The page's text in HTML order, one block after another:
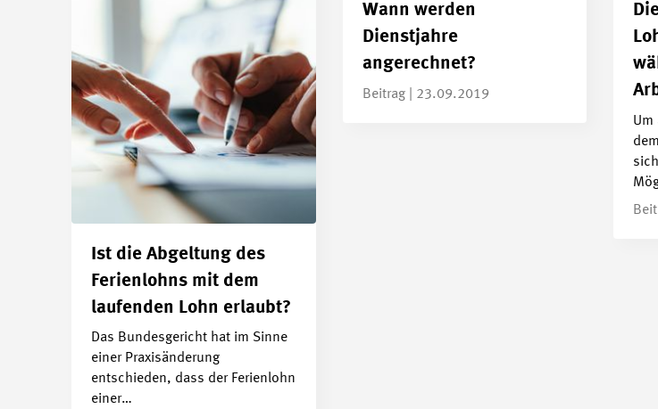
Ist die Abgeltung des
Ferienlohns mit dem
laufenden Lohn erlaubt?
Das Bundesgericht hat im Sinne
einer Praxisänderung
entschieden, dass der Ferienlohn
einer…
Wann werden
Dienstjahre
angerechnet?
Beitrag | 23.09.2019
Um